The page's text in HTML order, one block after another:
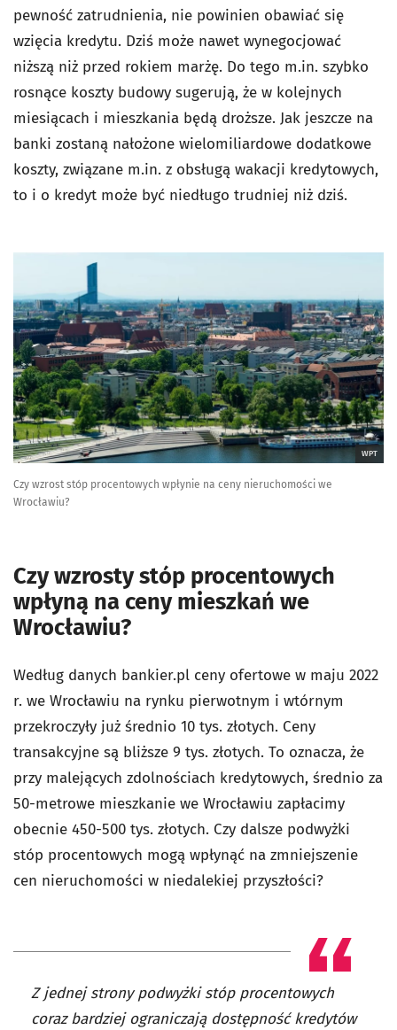
pewność zatrudnienia, nie powinien obawiać się
wzięcia kredytu. Dziś może nawet wynegocjować
niższą niż przed rokiem marżę. Do tego m.in. szybko
rosnące koszty budowy sugerują, że w kolejnych
miesiącach i mieszkania będą droższe. Jak jeszcze na
banki zostaną nałożone wielomiliardowe dodatkowe
koszty, związane m.in. z obsługą wakacji kredytowych,
to i o kredyt może być niedługo trudniej niż dziś.
WPT
Czy wzrost stóp procentowych wpłynie na ceny nieruchomości we
Wrocławiu?
Czy wzrosty stóp procentowych
wpłyną na ceny mieszkań we
Wrocławiu?
Według danych bankier.pl ceny ofertowe w maju 2022
r. we Wrocławiu na rynku pierwotnym i wtórnym
przekroczyły już średnio 10 tys. złotych. Ceny
transakcyjne są bliższe 9 tys. złotych. To oznacza, że
przy malejących zdolnościach kredytowych, średnio za
50-metrowe mieszkanie we Wrocławiu zapłacimy
obecnie 450-500 tys. złotych. Czy dalsze podwyżki
stóp procentowych mogą wpłynąć na zmniejszenie
cen nieruchomości w niedalekiej przyszłości?
Z jednej strony podwyżki stóp procentowych
coraz bardziej ograniczają dostępność kredytów